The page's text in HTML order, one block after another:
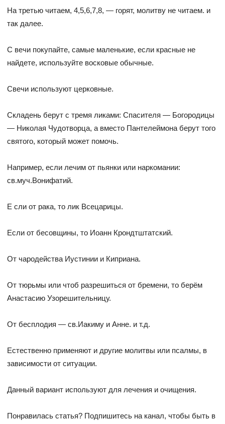
На третью читаем, 4,5,6,7,8, — горят, молитву не читаем. и
так далее.
С вечи покупайте, самые маленькие, если красные не
найдете, используйте восковые обычные.
Свечи используют церковные.
Складень берут с тремя ликами: Спасителя — Богородицы
— Николая Чудотворца, а вместо Пантелеймона берут того
святого, который может помочь.
Например, если лечим от пьянки или наркомании:
св.муч.Вонифатий.
Е сли от рака, то лик Всецарицы.
Если от бесовщины, то Иоанн Крондтштатский.
От чародейства Иустинии и Киприана.
От тюрьмы или чтоб разрешиться от бремени, то берём
Анастасию Узорешительницу.
От бесплодия — св.Иакиму и Анне. и т.д.
Естественно применяют и другие молитвы или псалмы, в
зависимости от ситуации.
Данный вариант используют для лечения и очищения.
Понравилась статья? Подпишитесь на канал, чтобы быть в